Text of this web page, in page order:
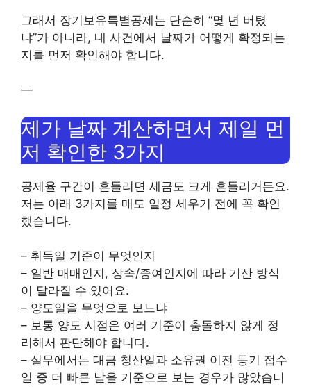
그래서 장기보유특별공제는 단순히 “몇 년 버텼
냐”가 아니라, 내 사건에서 날짜가 어떻게 확정되는
지를 먼저 확인해야 합니다.
—
제가 날짜 계산하면서 제일 먼
저 확인한 3가지
공제율 구간이 흔들리면 세금도 크게 흔들리거든요.
저는 아래 3가지를 매도 일정 세우기 전에 꼭 확인
했습니다.
– 취득일 기준이 무엇인지
– 일반 매매인지, 상속/증여인지에 따라 기산 방식
이 달라질 수 있어요.
– 양도일을 무엇으로 보느냐
– 보통 양도 시점은 여러 기준이 충돌하지 않게 정
리해서 판단해야 합니다.
– 실무에서는 대금 청산일과 소유권 이전 등기 접수
일 중 더 빠른 날을 기준으로 보는 경우가 많았습니